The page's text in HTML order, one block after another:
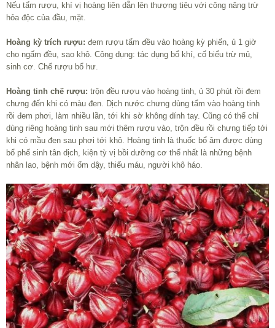
Nếu tẩm rượu, khí vị hoàng liên dẫn lên thượng tiêu với công năng trừ
hỏa độc của đầu, mặt.
Hoàng kỳ trích rượu: đem rượu tẩm đều vào hoàng kỳ phiến, ủ 1 giờ
cho ngấm đều, sao khô. Công dụng: tác dụng bổ khí, cố biểu trừ mủ,
sinh cơ. Chế rượu bổ hư.
Hoàng tinh chế rượu: trộn đều rượu vào hoàng tinh, ủ 30 phút rồi đem
chưng đến khi có màu đen. Dịch nước chưng dùng tẩm vào hoàng tinh
rồi đem phơi, làm nhiều lần, tới khi sờ không dính tay. Cũng có thể chỉ
dùng riêng hoàng tinh sau mới thêm rượu vào, trộn đều rồi chưng tiếp tới
khi có mầu đen sau phơi tới khô. Hoàng tinh là thuốc bổ âm được dùng
bổ phế sinh tân dịch, kiện tỳ vị bồi dưỡng cơ thể nhất là những bệnh
nhân lao, bệnh mới ốm dậy, thiếu máu, người khô háo.